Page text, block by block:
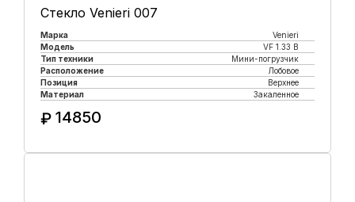
Стекло Venieri 007
Марка
Venieri
Модель
VF 1.33 B
Тип техники
Мини-погрузчик
Расположение
Лобовое
Позиция
Верхнее
Материал
Закаленное
₽ 14850